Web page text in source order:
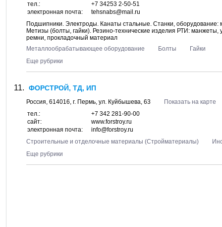
тел.:
+7 34253 2-50-51
электронная почта:
tehsnabs@mail.ru
Подшипники. Электроды. Канаты стальные. Станки,
Метизы (болты, гайки). Резино-технические изделия РТИ:
ремни, прокладочный материал
Металлообрабатывающее оборудование
Болты
Гайки
Еще рубрики
ФОРСТРОЙ, ТД, ИП
Россия, 614016, г. Пермь, ул. Куйбышева, 63
Показать на карте
тел.:
+7 342 281-90-00
сайт:
www.forstroy.ru
электронная почта:
info@forstroy.ru
Строительные и отделочные материалы (Стройматериалы)
Еще рубрики